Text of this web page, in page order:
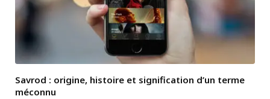
Savrod : origine, histoire et signification d’un terme
méconnu